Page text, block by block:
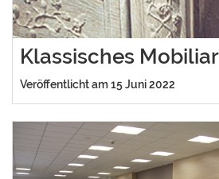
Klassisches Mobiliar
Veröffentlicht am 15 Juni 2022